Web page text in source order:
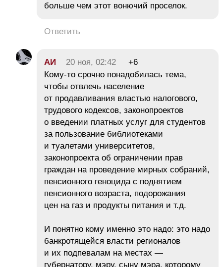
больше чем этот вонючий проселок.
Ответить
АИ 20 ноя, 02:42
+6
Кому-то срочно понадобилась тема,
чтобы отвлечь население
от продавливания властью налогового,
трудового кодексов, законопроектов
о введении платных услуг для студентов
за пользование библиотеками
и туалетами университетов,
законопроекта об ограничении прав
граждан на проведение мирных собраний,
пенсионного геноцида с поднятием
пенсионного возраста, подорожания
цен на газ и продукты питания и т.д.
И понятно кому именно это надо: это надо
банкротящейся власти регионалов
и их подпевалам на местах —
губернатору, мэру, сыну мэра, которому